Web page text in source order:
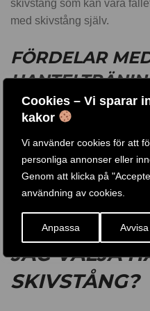
Cookies – Vi sparar
kakor
Vi använder cookies för att
personliga annonser eller
Genom att klicka på
användning av cookies.
Anpassa
skivstång som kan vara
med skivstång själv.
FÖRDELAR
Du kan träna upp båda
Träning i en större
Säkrare då du bara kan
tungt utan att hamna under
JAG VÄLJA
SKIVSTÅNG?